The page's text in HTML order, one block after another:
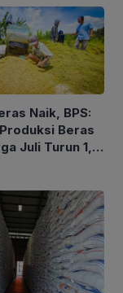
Naik, BPS:
Beras
Juli Turun 1,16